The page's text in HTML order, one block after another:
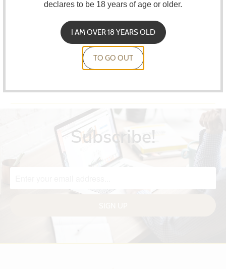
You might also like
Subscribe!
declares to be 18 years of age or older.
I AM OVER 18 YEARS OLD
TO GO OUT